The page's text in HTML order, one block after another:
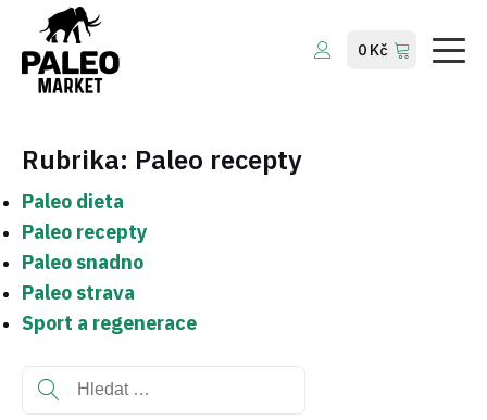
Company
Services
Contact Us
0 Kč
Rubrika: Paleo recepty
Paleo dieta
Paleo recepty
Paleo snadno
Paleo strava
Sport a regenerace
Vyhledávání